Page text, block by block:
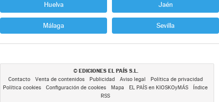
Huelva Jaén
Málaga Sevilla
© EDICIONES EL PAÍS S.L.
Contacto Venta de contenidos Publicidad Aviso legal
Política de privacidad
Política cookies
Configuración de cookies Mapa EL PAÍS en KIOSKOyMÁS
Índice
RSS